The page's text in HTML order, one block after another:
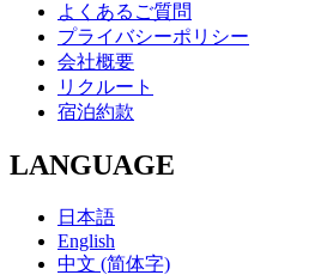
よくあるご質問
プライバシーポリシー
会社概要
リクルート
宿泊約款
LANGUAGE
日本語
English
中文 (简体字)